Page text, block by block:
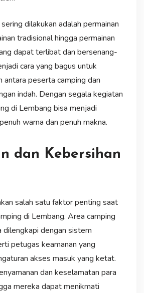
dilakukan adalah permainan
tradisional hingga permainan
dapat terlibat dan bersenang-
cara yang bagus untuk
antara peserta camping dan
indah. Dengan segala kegiatan
di Lembang bisa menjadi
warna dan penuh makna.
dan Kebersihan
salah satu faktor penting saat
di Lembang. Area camping
dilengkapi dengan sistem
petugas keamanan yang
akses masuk yang ketat.
dan keselamatan para
mereka dapat menikmati